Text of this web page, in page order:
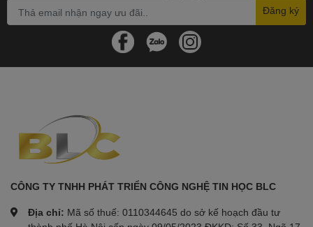
Đăng ký
CÔNG TY TNHH PHÁT TRIỂN CÔNG NGHỆ TIN HỌC BLC
Địa chỉ: Mã số thuế: 0110344645 do sở kế hoạch đầu tư